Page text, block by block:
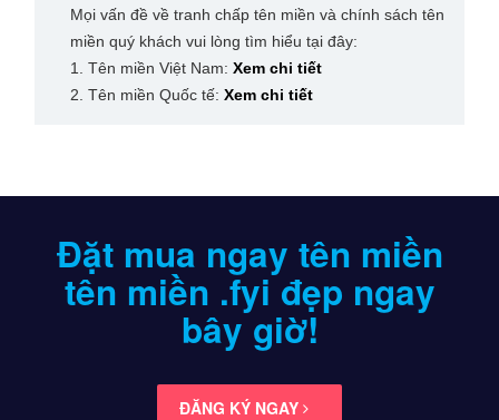
Mọi vấn đề về tranh chấp tên miền và chính sách tên
miền quý khách vui lòng tìm hiểu tại đây:
1. Tên miền Việt Nam:Xem chi tiết
2. Tên miền Quốc tế:Xem chi tiết
Đặt mua ngay tên miền
tên miền .fyiđẹp ngay
bây giờ!
ĐĂNG KÝ NGAY